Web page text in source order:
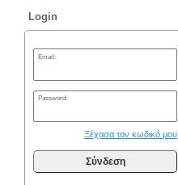
Login
Email:
Password:
Ξέχασα τον κωδικό μου
Σύνδεση